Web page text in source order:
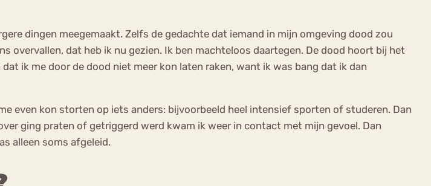
dingen meegemaakt. Zelfs de gedachte dat iemand in mijn omgeving dood zou
overvallen, dat heb ik nu gezien. Ik ben machteloos daartegen. De dood hoort bij het
ik me door de dood niet meer kon laten raken, want ik was bang dat ik dan
even kon storten op iets anders: bijvoorbeeld heel intensief sporten of studeren. Dan
ging praten of getriggerd werd kwam ik weer in contact met mijn gevoel. Dan
alleen soms afgeleid.